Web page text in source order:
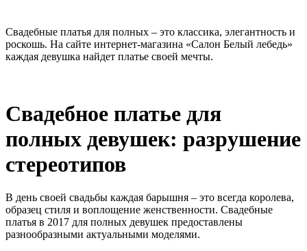
Свадебные платья для полных – это классика, элегантность и
роскошь. На сайте интернет-магазина «Салон Белый лебедь»
каждая девушка найдет платье своей мечты.
Свадебное платье для
полных девушек: разрушение
стереотипов
В день своей свадьбы каждая барышня – это всегда королева,
образец стиля и воплощение женственности. Свадебные
платья в 2017 для полных девушек предоставлены
разнообразными актуальными моделями.